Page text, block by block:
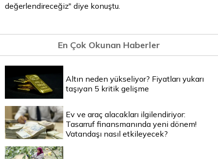
değerlendireceğiz" diye konuştu.
En Çok Okunan Haberler
Altın neden yükseliyor? Fiyatları yukarı
taşıyan 5 kritik gelişme
Ev ve araç alacakları ilgilendiriyor:
Tasarruf finansmanında yeni dönem!
Vatandaşı nasıl etkileyecek?